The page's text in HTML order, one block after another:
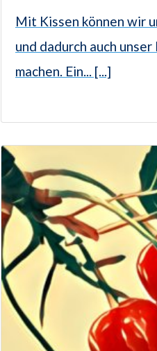
Mit Kissen können wir
und dadurch auch
machen. Ein... [...]